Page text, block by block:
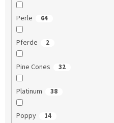
Perle 64
Pferde 2
Pine Cones 32
Platinum 38
Poppy 14